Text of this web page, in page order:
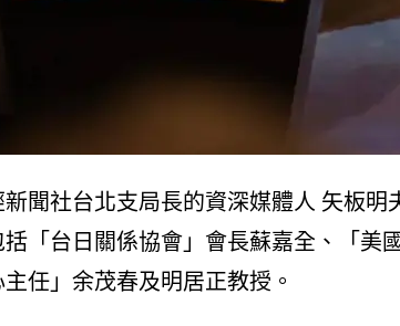
聞社台北支局長的資深媒體人 矢板
「台日關係協會」會長蘇嘉全、「
任」余茂春及明居正教授。